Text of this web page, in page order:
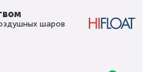
шаров